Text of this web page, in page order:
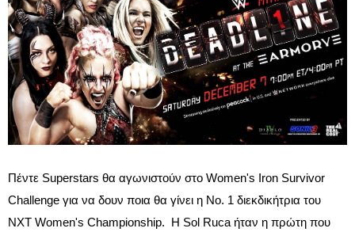
Πέντε Superstars θα αγωνιστούν στο Women's Iron Survivor
Challenge για να δουν ποια θα γίνει η Νο. 1 διεκδικήτρια του
NXT Women's Championship. Η Sol Ruca ήταν η πρώτη που